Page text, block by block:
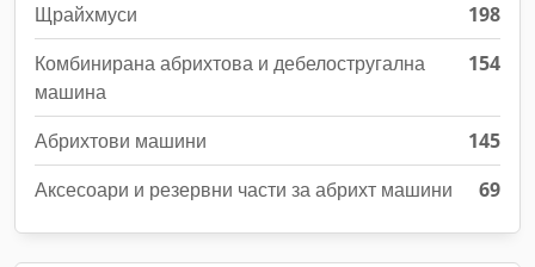
Щрайхмуси
198
Комбинирана абрихтова и дебелостругална
машина
154
Абрихтови машини
145
Аксесоари и резервни части за абрихт машини
69